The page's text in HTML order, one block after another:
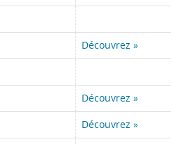
Découvrez »
Découvrez »
Découvrez »